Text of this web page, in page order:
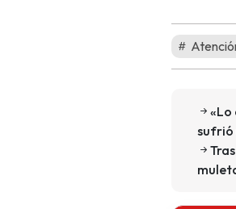
«Lo
sufrió